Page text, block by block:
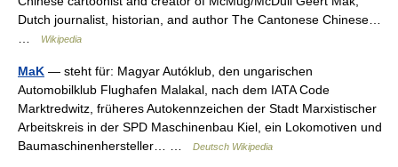
Dutch journalist, historian, and author The Cantonese Chinese…
…
Wikipedia
MaK — steht für: Magyar Autóklub, den ungarischen
Automobilklub Flughafen Malakal, nach dem IATA Code
Marktredwitz, früheres Autokennzeichen der Stadt Marxistischer
Arbeitskreis in der SPD Maschinenbau Kiel, ein Lokomotiven und
Baumaschinenhersteller… …
Deutsch Wikipedia